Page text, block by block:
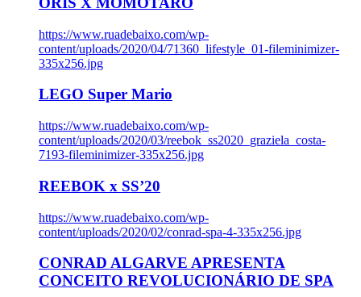
https://www.ruadebaixo.com/wp-
content/uploads/2020/04/71360_lifestyle_01-fileminimizer-
335x256.jpg
LEGO Super Mario
https://www.ruadebaixo.com/wp-
content/uploads/2020/03/reebok_ss2020_graziela_costa-
7193-fileminimizer-335x256.jpg
REEBOK x SS’20
https://www.ruadebaixo.com/wp-
content/uploads/2020/02/conrad-spa-4-335x256.jpg
CONRAD ALGARVE APRESENTA
CONCEITO REVOLUCIONÁRIO DE SPA